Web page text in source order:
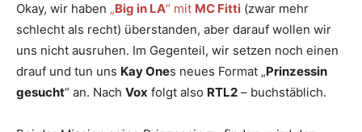
Okay, wir haben „Big in LA“ mit MC Fitti (zwar mehr
schlecht als recht) überstanden, aber darauf wollen wir
uns nicht ausruhen. Im Gegenteil, wir setzen noch einen
drauf und tun uns Kay Ones neues Format „Prinzessin
gesucht“ an. Nach Vox folgt also RTL2 – buchstäblich.